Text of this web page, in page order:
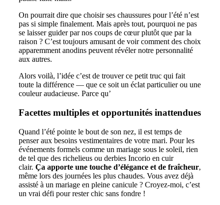
On pourrait dire que choisir ses chaussures pour l’été n’est
pas si simple finalement. Mais après tout, pourquoi ne pas
se laisser guider par nos coups de cœur plutôt que par la
raison ? C’est toujours amusant de voir comment des choix
apparemment anodins peuvent révéler notre personnalité
aux autres.
Alors voilà, l’idée c’est de trouver ce petit truc qui fait
toute la différence — que ce soit un éclat particulier ou une
couleur audacieuse. Parce qu’
Facettes multiples et opportunités inattendues
Quand l’été pointe le bout de son nez, il est temps de
penser aux besoins vestimentaires de votre mari. Pour les
événements formels comme un mariage sous le soleil, rien
de tel que des richelieus ou derbies Incorio en cuir
clair. Ça apporte une touche d’élégance et de fraîcheur,
même lors des journées les plus chaudes. Vous avez déjà
assisté à un mariage en pleine canicule ? Croyez-moi, c’est
un vrai défi pour rester chic sans fondre !